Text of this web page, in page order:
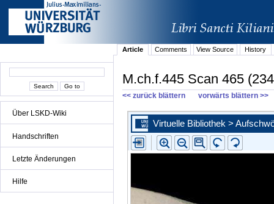
Über LSKD-Wiki
Handschriften
Letzte Änderungen
Hilfe
Article Comments View Source History
M.ch.f.445 Scan 465
<< zurück blättern vorwärts blättern >>